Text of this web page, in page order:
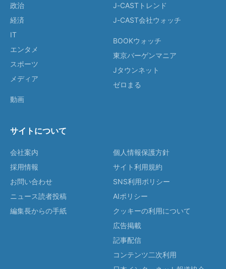
政治
経済
IT
エンタメ
スポーツ
メディア
動画
J-CASTトレンド
J-CAST会社ウォッチ
BOOKウォッチ
東京バーゲンマニア
Jタウンネット
ゼロまる
サイトについて
会社案内
採用情報
お問い合わせ
ニュース読者投稿
編集長からの手紙
個人情報保護方針
サイト利用規約
SNS利用ポリシー
AIポリシー
クッキーの利用について
広告掲載
記事配信
コンテンツ二次利用